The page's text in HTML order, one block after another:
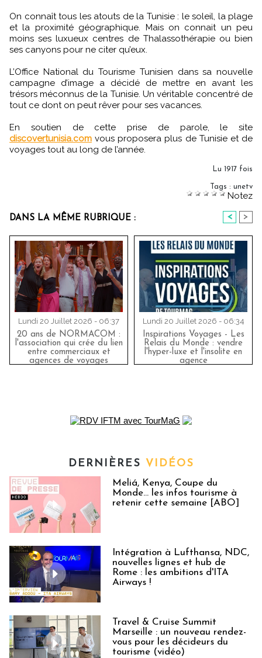
On connaît tous les atouts de la Tunisie : le soleil, la plage
et la proximité géographique. Mais on connait un peu
moins ses luxueux centres de Thalassothérapie ou bien
ses canyons pour ne citer qu’eux.
L’Office National du Tourisme Tunisien dans sa nouvelle
campagne d’image a décidé de mettre en avant les
trésors méconnus de la Tunisie. Un véritable concentré de
tout ce dont on peut rêver pour ses vacances.
En soutien de cette prise de parole, le site
discovertunisia.com vous proposera plus de Tunisie et de
voyages tout au long de l’année.
Lu 1917 fois
Tags : unetv
Notez
DANS LA MÊME RUBRIQUE : < >
Lundi 20 Juillet 2026 - 06:37
20 ans de NORMACOM :
l'association qui crée du lien
entre commerciaux et
agences de voyages
Lundi 20 Juillet 2026 - 06:34
Inspirations Voyages - Les
Relais du Monde : vendre
l'hyper-luxe et l'insolite en
agence
DERNIÈRES VIDÉOS
Meliá, Kenya, Coupe du
Monde… les infos tourisme à
retenir cette semaine [ABO]
Intégration à Lufthansa, NDC,
nouvelles lignes et hub de
Rome : les ambitions d'ITA
Airways !
Travel & Cruise Summit
Marseille : un nouveau rendez-
vous pour les décideurs du
tourisme (vidéo)